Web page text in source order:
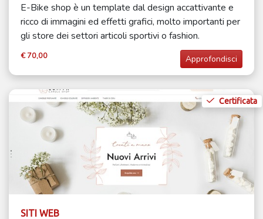
E-Bike shop è un template dal design accattivante e
ricco di immagini ed effetti grafici, molto importanti per
gli store dei settori articoli sportivi o fashion.
€ 70,00 Approfondisci
Certificata
SITI WEB